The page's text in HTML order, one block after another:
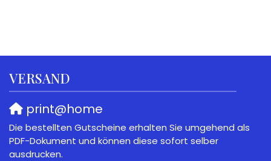
VERSAND
print@home
Die bestellten Gutscheine erhalten Sie umgehend als
PDF-Dokument und können diese sofort selber
ausdrucken.